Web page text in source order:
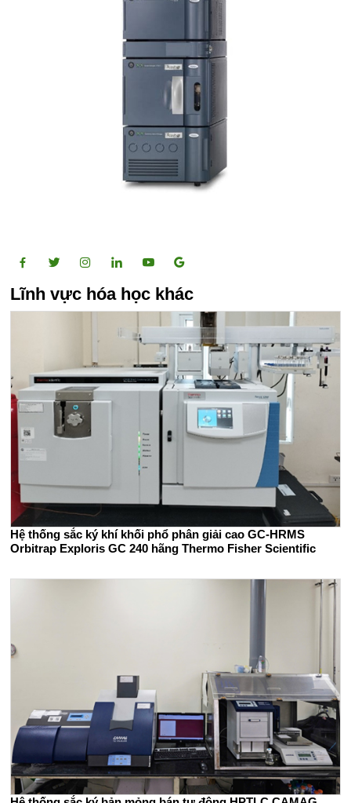
Lĩnh vực hóa học khác
Hệ thống sắc ký khí khối phổ phân giải cao GC-HRMS
Orbitrap Exploris GC 240 hãng Thermo Fisher Scientific